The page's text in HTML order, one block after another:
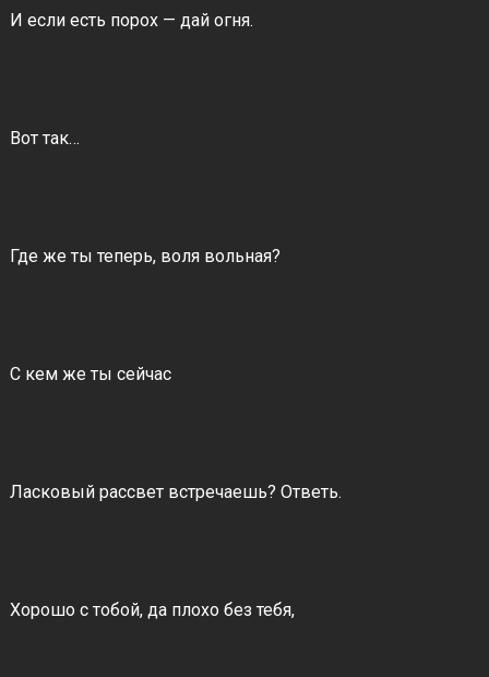
И если есть порох — дай огня.
Вот так…
Где же ты теперь, воля вольная?
С кем же ты сейчас
Ласковый рассвет встречаешь? Ответь.
Хорошо с тобой, да плохо без тебя,